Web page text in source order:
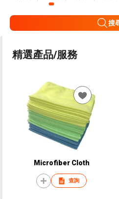
搜
精選產品/服務
Microfiber Cloth
查詢